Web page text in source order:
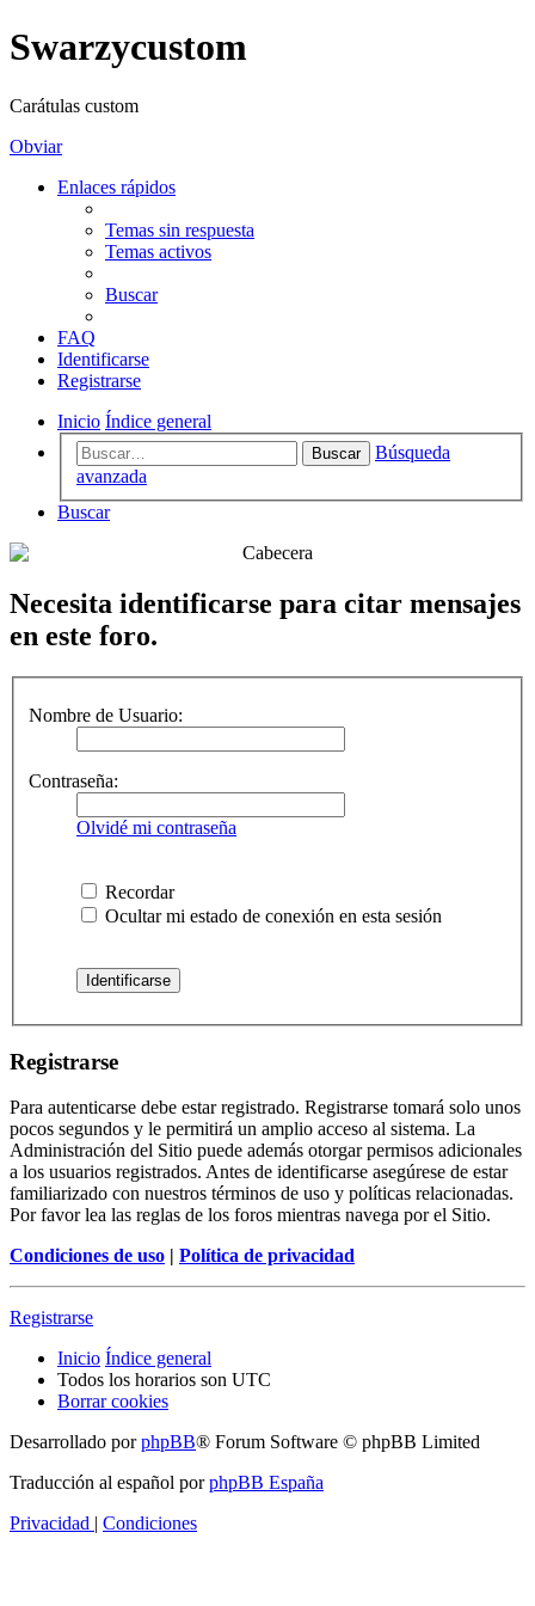
Swarzycustom
Carátulas custom
Obviar
Enlaces rápidos
Temas sin respuesta
Temas activos
Buscar
FAQ
Identificarse
Registrarse
Inicio Índice general
Buscar
Búsqueda
avanzada
Buscar
Necesita identificarse para citar mensajes
en este foro.
Nombre de Usuario:
Contraseña:
Olvidé mi contraseña
Recordar
Ocultar mi estado de conexión en esta sesión
Registrarse
Para autenticarse debe estar registrado. Registrarse tomará solo unos
pocos segundos y le permitirá un amplio acceso al sistema. La
Administración del Sitio puede además otorgar permisos adicionales
a los usuarios registrados. Antes de identificarse asegúrese de estar
familiarizado con nuestros términos de uso y políticas relacionadas.
Por favor lea las reglas de los foros mientras navega por el Sitio.
Condiciones de uso | Política de privacidad
Registrarse
Inicio Índice general
Todos los horarios son UTC
Borrar cookies
Desarrollado porphpBB® Forum Software © phpBB Limited
Traducción al español porphpBB España
Privacidad | Condiciones